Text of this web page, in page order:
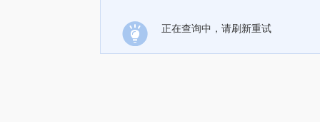
正在查询中，请刷新重试